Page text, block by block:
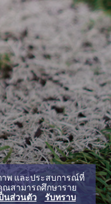
าพ และประสบการณ์ที่
ณสามารถศึกษาราย
นส่วนตัว รับทราบ